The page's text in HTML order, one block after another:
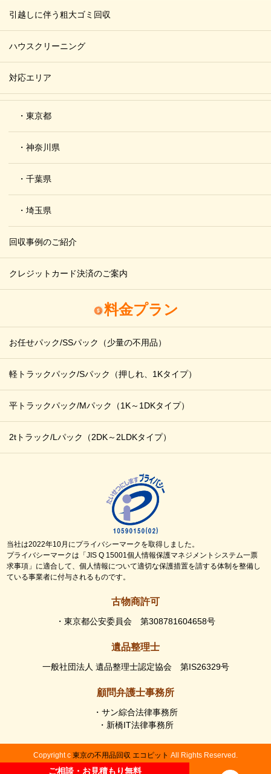
ご相談・お見積もり無料
ご相談・お見積もり無料
引越しに伴う粗大ゴミ回収
ハウスクリーニング
対応エリア
・東京都
・神奈川県
・千葉県
・埼玉県
回収事例のご紹介
クレジットカード決済のご案内
料金プラン
お任せパック/SSパック （少量の不用品）
軽トラックパック/Sパック （押しれ、1Kタイプ）
平トラックパック/Mパック （1K～1DKタイプ）
2tトラック/Lパック （2DK～2LDKタイプ）
当社は2022年10月にプライバシーマークを取得しました。
プライバシーマークは「JIS Q 15001個人情報保護マネジメントシステム一票
求事項」に適合して、個人情報について適切な保護措置を請する体制を整備し
ている事業者に付与されるものです。
古物商許可
・東京都公安委員会 第308781604658号
遺品整理士
一般社団法人 遺品整理士認定協会 第IS26329号
顧問弁護士事務所
・サン綜合法律事務所
・新橋IT法律事務所
Copyright c 東京の不用品回収 エコピット All Rights Reserved.